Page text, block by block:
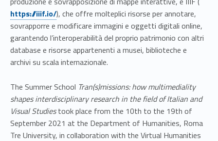
https://iiif.io/), che offre molteplici risorse per annotare,
sovrapporre e modificare immagini e oggetti digitali online,
garantendo l’interoperabilità del proprio patrimonio con altri
database e risorse appartenenti a musei, biblioteche e
archivi su scala internazionale.
The Summer School Tran(s)missions: how multimediality
shapes interdisciplinary research in the field of Italian and
Visual Studiestook place from the 10th to the 19th of
September 2021 at the Department of Humanities, Roma
Tre University, in collaboration with the Virtual Humanities